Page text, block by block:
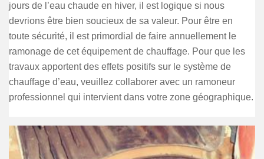
jours de l’eau chaude en hiver, il est logique si nous
devrions être bien soucieux de sa valeur. Pour être en
toute sécurité, il est primordial de faire annuellement le
ramonage de cet équipement de chauffage. Pour que les
travaux apportent des effets positifs sur le système de
chauffage d’eau, veuillez collaborer avec un ramoneur
professionnel qui intervient dans votre zone géographique.